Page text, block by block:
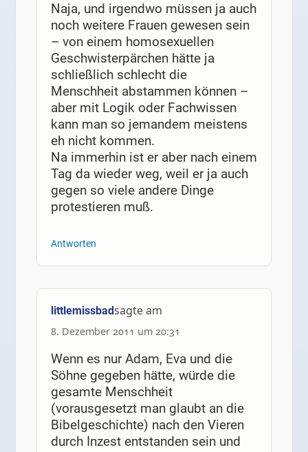
Naja, und irgendwo müssen ja auch
noch weitere Frauen gewesen sein
– von einem homosexuellen
Geschwisterpärchen hätte ja
schließlich schlecht die
Menschheit abstammen können –
aber mit Logik oder Fachwissen
kann man so jemandem meistens
eh nicht kommen.
Na immerhin ist er aber nach einem
Tag da wieder weg, weil er ja auch
gegen so viele andere Dinge
protestieren muß.
Antworten
littlemissbadsagte am
8. Dezember 2011 um 20:31
Wenn es nur Adam, Eva und die
Söhne gegeben hätte, würde die
gesamte Menschheit
(vorausgesetzt man glaubt an die
Bibelgeschichte) nach den Vieren
durch Inzest entstanden sein und